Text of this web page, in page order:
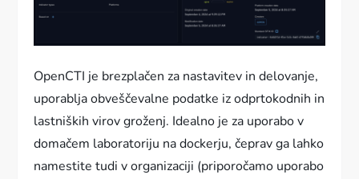
OpenCTI je brezplačen za nastavitev in delovanje,
uporablja obveščevalne podatke iz odprtokodnih in
lastniških virov groženj. Idealno je za uporabo v
domačem laboratoriju na dockerju, čeprav ga lahko
namestite tudi v organizaciji (priporočamo uporabo